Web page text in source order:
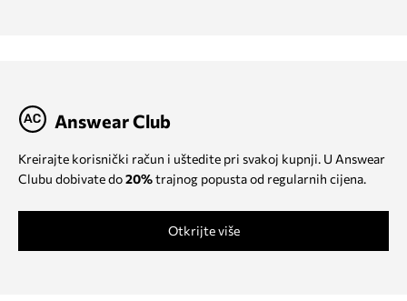
Answear Club
Kreirajte korisnički račun i uštedite pri svakoj kupnji. U Answear
Clubu dobivate do20%trajnog popusta od regularnih cijena.
Otkrijte više